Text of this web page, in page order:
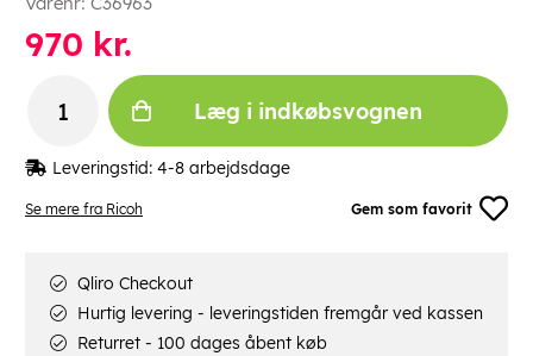
Se mere fra Ricoh Gem som favorit
970 kr.
Læg i indkøbsvognen
Leveringstid: 4-8 arbejdsdage
Qliro Checkout
Hurtig levering - leveringstiden fremgår ved kassen
Returret - 100 dages åbent køb